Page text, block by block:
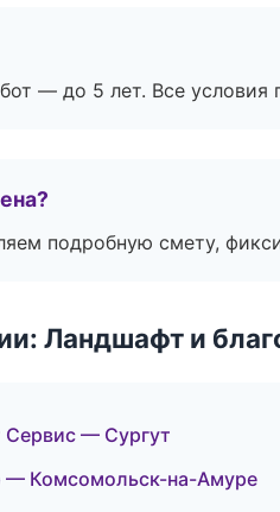
— до 5 лет. Все условия
подробную смету,
Ландшафт и
Сервис — Сургут
— Комсомольск-на-Амуре